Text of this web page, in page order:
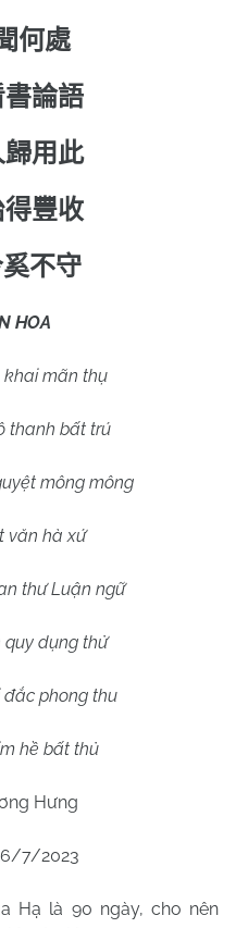
何處
論語
用此
豐收
不守
HOA
khai mãn thụ
thanh bất trú
mông mông
văn hà xứ
thư Luận ngữ
quy dụng thử
đắc phong thu
hề bất thủ
Hưng
7/2023
Hạ là 90 ngày, cho nên